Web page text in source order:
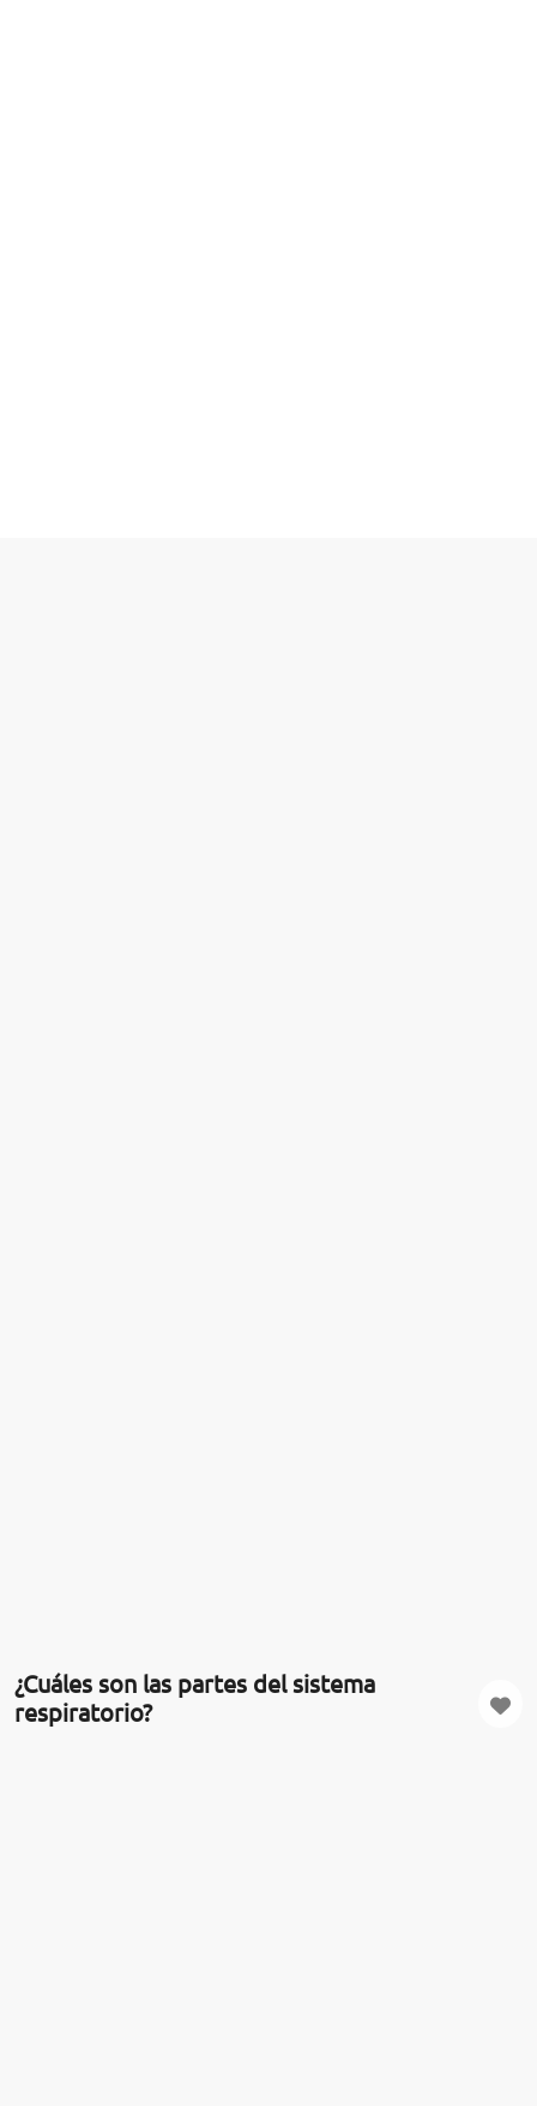
¿Cuáles son las partes del sistema
respiratorio?